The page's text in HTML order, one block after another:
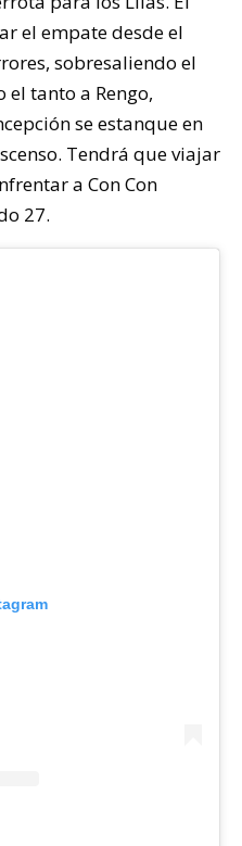
el empate desde el
sobresaliendo el
tanto a Rengo,
se estanque en
Tendrá que viajar
a Con Con
27.